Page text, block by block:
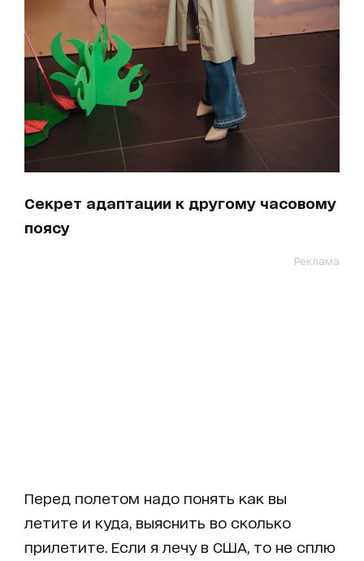
Секрет адаптации к другому часовому
поясу
Реклама
Перед полетом надо понять как вы
летите и куда, выяснить во сколько
прилетите. Если я лечу в США, то не сплю